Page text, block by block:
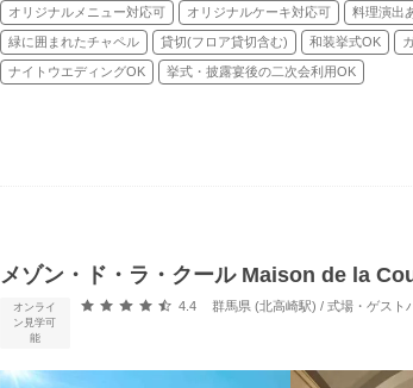
オリジナルメニュー対応可 オリジナルケーキ対応可 料理演出
緑に囲まれたチャペル 貸切(フロア貸切含む) 和装挙式OK
ナイトウエディングOK 挙式・披露宴後の二次会利用OK
メゾン・ド・ラ・クール Maison de la
オンライ
ン見学可
能
口コミ評価
4.4 群馬県 (北高崎駅) / 式場・ゲスト